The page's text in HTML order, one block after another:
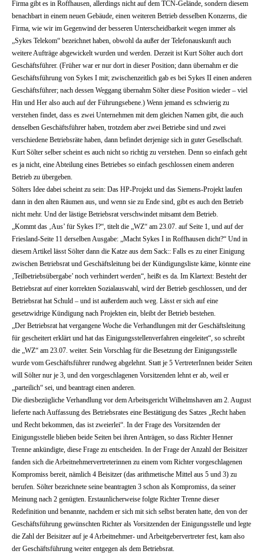
Firma gibt es in Roffhausen, allerdings nicht auf dem TCN-Gelände, sondern diesem
benachbart in einem neuen Gebäude, einen weiteren Betrieb desselben Konzerns, die
Firma, wie wir im Gegenwind der besseren Unterscheidbarkeit wegen immer als
„Sykes Telekom“ bezeichnet haben, obwohl da außer der Telefonauskunft auch
weitere Aufträge abgewickelt wurden und werden. Derzeit ist Kurt Sölter auch dort
Geschäftsführer. (Früher war er nur dort in dieser Position; dann übernahm er die
Geschäftsführung von Sykes I mit; zwischenzeitlich gab es bei Sykes II einen anderen
Geschäftsführer; nach dessen Weggang übernahm Sölter diese Position wieder – viel
Hin und Her also auch auf der Führungsebene.) Wenn jemand es schwierig zu
verstehen findet, dass es zwei Unternehmen mit dem gleichen Namen gibt, die auch
denselben Geschäftsführer haben, trotzdem aber zwei Betriebe sind und zwei
verschiedene Betriebsräte haben, dann befindet derjenige sich in guter Gesellschaft.
Kurt Sölter selber scheint es auch nicht so richtig zu verstehen. Denn so einfach geht
es ja nicht, eine Abteilung eines Betriebes so einfach geschlossen einem anderen
Betrieb zu übergeben.
Sölters Idee dabei scheint zu sein: Das HP-Projekt und das Siemens-Projekt laufen
dann in den alten Räumen aus, und wenn sie zu Ende sind, gibt es auch den Betrieb
nicht mehr. Und der lästige Betriebsrat verschwindet mitsamt dem Betrieb.
„Kommt das ‚Aus’ für Sykes I?“, titelt die „WZ“ am 23.07. auf Seite 1, und auf der
Friesland-Seite 11 derselben Ausgabe: „Macht Sykes I in Roffhausen dicht?“ Und in
diesem Artikel lässt Sölter dann die Katze aus dem Sack:: Falls es zu einer Einigung
zwischen Betriebsrat und Geschäftsleitung bei der Kündigungsliste käme, könnte eine
‚Teilbetriebsübergabe’ noch verhindert werden“, heißt es da. Im Klartext: Besteht der
Betriebsrat auf einer korrekten Sozialauswahl, wird der Betrieb geschlossen, und der
Betriebsrat hat Schuld – und ist außerdem auch weg. Lässt er sich auf eine
gesetzwidrige Kündigung nach Projekten ein, bleibt der Betrieb bestehen.
„Der Betriebsrat hat vergangene Woche die Verhandlungen mit der Geschäftsleitung
für gescheitert erklärt und hat das Einigungsstellenverfahren eingeleitet“, so schreibt
die „WZ“ am 23.07. weiter. Sein Vorschlag für die Besetzung der Einigungsstelle
wurde vom Geschäftsführer rundweg abgelehnt. Statt je 5 VertreterInnen beider Seiten
will Sölter nur je 3, und den vorgeschlagenen Vorsitzenden lehnt er ab, weil er
„parteilich“ sei, und beantragt einen anderen.
Die diesbezügliche Verhandlung vor dem Arbeitsgericht Wilhelmshaven am 2. August
lieferte nach Auffassung des Betriebsrates eine Bestätigung des Satzes „Recht haben
und Recht bekommen, das ist zweierlei“. In der Frage des Vorsitzenden der
Einigungsstelle blieben beide Seiten bei ihren Anträgen, so dass Richter Henner
Trenne ankündigte, diese Frage zu entscheiden. In der Frage der Anzahl der Beisitzer
fanden sich die Arbeitnehmervertreterinnen zu einem vom Richter vorgeschlagenen
Kompromiss bereit, nämlich 4 Beisitzer (das arithmetische Mittel aus 5 und 3) zu
berufen. Sölter bezeichnete seine beantragten 3 schon als Kompromiss, da seiner
Meinung nach 2 genügten. Erstaunlicherweise folgte Richter Trenne dieser
Redefinition und benannte, nachdem er sich mit sich selbst beraten hatte, den von der
Geschäftsführung gewünschten Richter als Vorsitzenden der Einigungsstelle und legte
die Zahl der Beisitzer auf je 4 Arbeitnehmer- und Arbeitgebervertreter fest, kam also
der Geschäftsführung weiter entgegen als dem Betriebsrat.